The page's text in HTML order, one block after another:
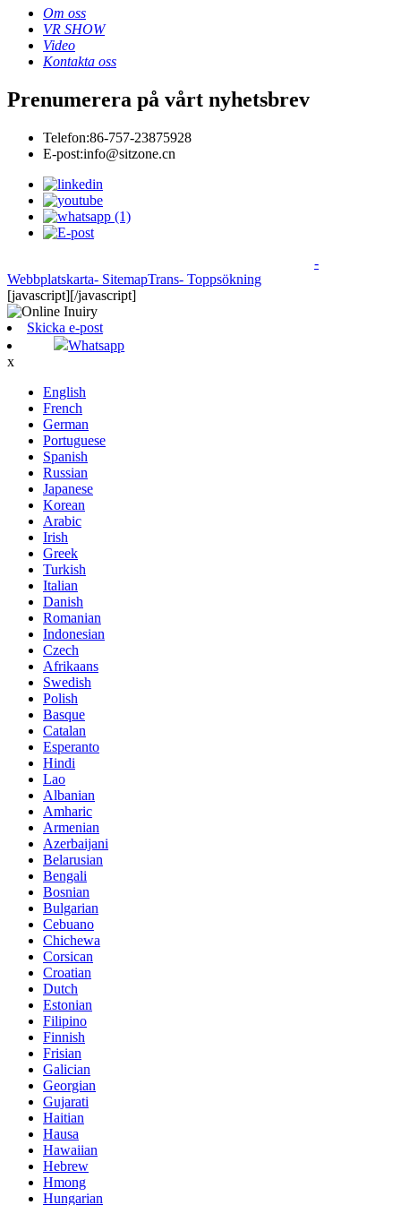
Om oss
VR SHOW
Video
Kontakta oss
Prenumerera på vårt nyhetsbrev
Telefon:86-757-23875928
E-post:info@sitzone.cn
-
Webbplatskarta- SitemapTrans- Toppsökning
[javascript][/javascript]
Skicka e-post
Whatsapp
x
English
French
German
Portuguese
Spanish
Russian
Japanese
Korean
Arabic
Irish
Greek
Turkish
Italian
Danish
Romanian
Indonesian
Czech
Afrikaans
Swedish
Polish
Basque
Catalan
Esperanto
Hindi
Lao
Albanian
Amharic
Armenian
Azerbaijani
Belarusian
Bengali
Bosnian
Bulgarian
Cebuano
Chichewa
Corsican
Croatian
Dutch
Estonian
Filipino
Finnish
Frisian
Galician
Georgian
Gujarati
Haitian
Hausa
Hawaiian
Hebrew
Hmong
Hungarian